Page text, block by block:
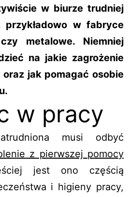
w biurze trudniej
w fabryce
metalowe. Niemniej
na jakie zagrożenie
jak pomagać osobie
w pracy
musi odbyć
z pierwszej pomocy
jest ono częścią
i higieny pracy,